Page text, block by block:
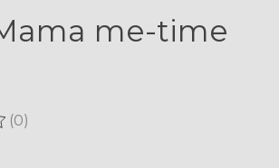
me-time
van dit product is
(0)